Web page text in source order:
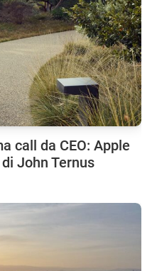
call da CEO: Apple
John Ternus